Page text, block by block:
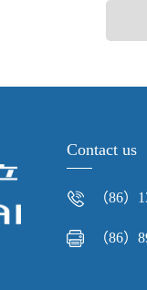
Contact us
（86）
（86）